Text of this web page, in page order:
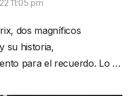
11:05 pm
dos magníficos
su historia,
para el recuerdo. Lo …